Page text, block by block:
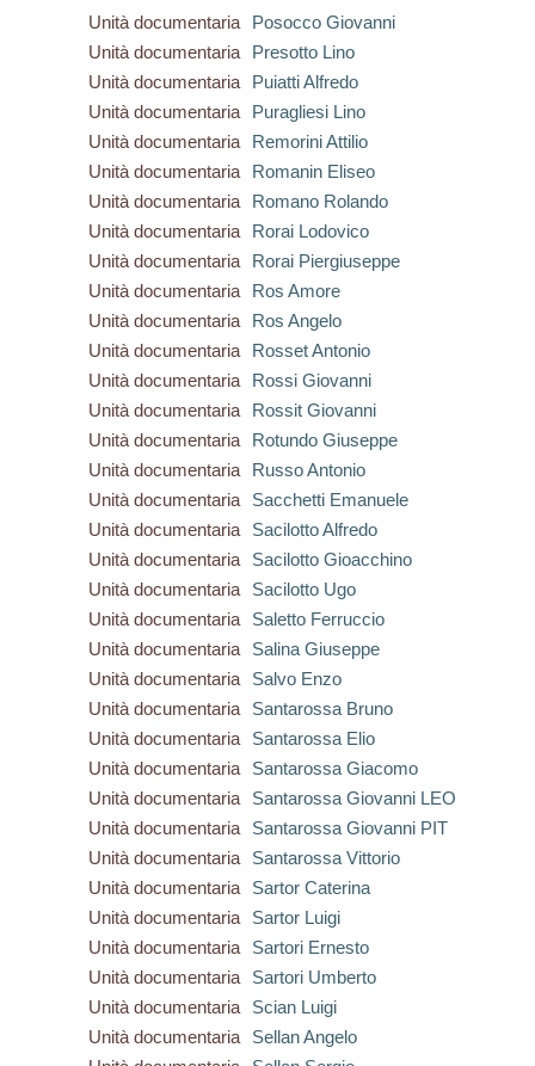
Unità documentaria
Posocco Giovanni
Unità documentaria
Presotto Lino
Unità documentaria
Puiatti Alfredo
Unità documentaria
Puragliesi Lino
Unità documentaria
Remorini Attilio
Unità documentaria
Romanin Eliseo
Unità documentaria
Romano Rolando
Unità documentaria
Rorai Lodovico
Unità documentaria
Rorai Piergiuseppe
Unità documentaria
Ros Amore
Unità documentaria
Ros Angelo
Unità documentaria
Rosset Antonio
Unità documentaria
Rossi Giovanni
Unità documentaria
Rossit Giovanni
Unità documentaria
Rotundo Giuseppe
Unità documentaria
Russo Antonio
Unità documentaria
Sacchetti Emanuele
Unità documentaria
Sacilotto Alfredo
Unità documentaria
Sacilotto Gioacchino
Unità documentaria
Sacilotto Ugo
Unità documentaria
Saletto Ferruccio
Unità documentaria
Salina Giuseppe
Unità documentaria
Salvo Enzo
Unità documentaria
Santarossa Bruno
Unità documentaria
Santarossa Elio
Unità documentaria
Santarossa Giacomo
Unità documentaria
Santarossa Giovanni LEO
Unità documentaria
Santarossa Giovanni PIT
Unità documentaria
Santarossa Vittorio
Unità documentaria
Sartor Caterina
Unità documentaria
Sartor Luigi
Unità documentaria
Sartori Ernesto
Unità documentaria
Sartori Umberto
Unità documentaria
Scian Luigi
Unità documentaria
Sellan Angelo